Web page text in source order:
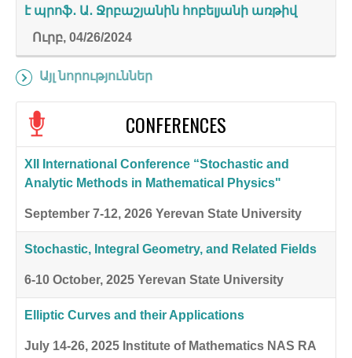
է պրոֆ․ Ա․ Ջրբաշյանին հոբելյանի առթիվ
Ուրբ, 04/26/2024
Այլ նորություններ
CONFERENCES
XII International Conference “Stochastic and
Analytic Methods in Mathematical Physics"
September 7-12, 2026 Yerevan State University
Stochastic, Integral Geometry, and Related Fields
6-10 October, 2025 Yerevan State University
Elliptic Curves and their Applications
July 14-26, 2025 Institute of Mathematics NAS RA